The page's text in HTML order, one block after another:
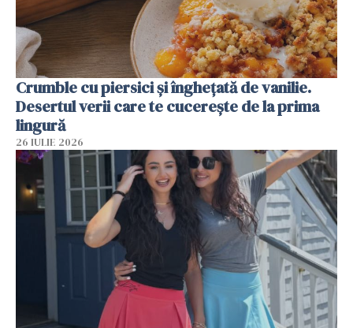
Crumble cu piersici și înghețată de vanilie.
Desertul verii care te cucerește de la prima
lingură
26 IULIE 2026